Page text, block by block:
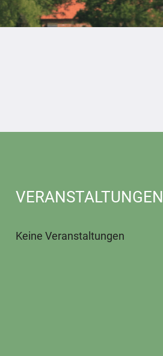
VERANSTALTUNGEN
Keine Veranstaltungen